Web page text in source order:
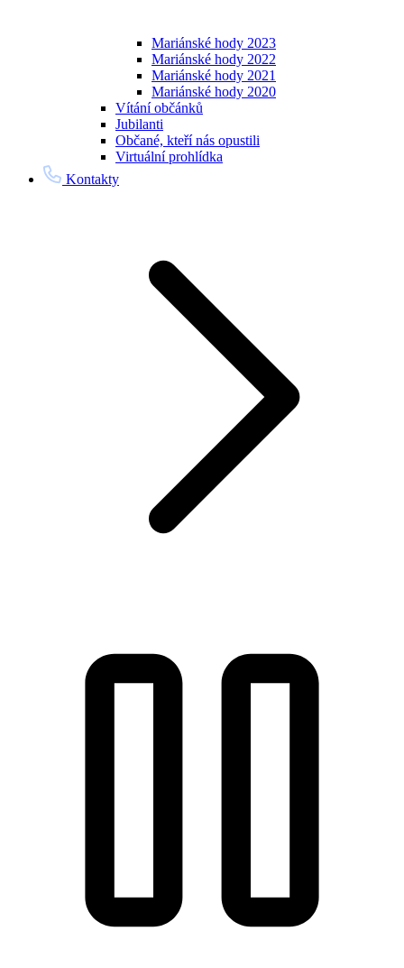
Mariánské hody 2023
Mariánské hody 2022
Mariánské hody 2021
Mariánské hody 2020
Vítání občánků
Jubilanti
Občané, kteří nás opustili
Virtuální prohlídka
Kontakty